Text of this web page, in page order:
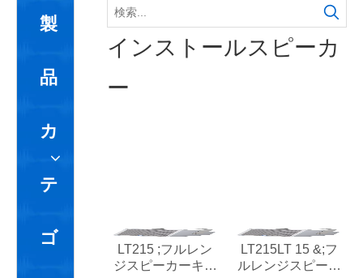
製
品
カ
テ
ゴ
インストールスピーカ
ー
LT215 ;フルレン
ジスピーカーキャ
LT215LT 15 &;フ
ルレンジスピーカ